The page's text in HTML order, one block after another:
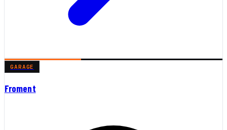
GARAGE
Froment